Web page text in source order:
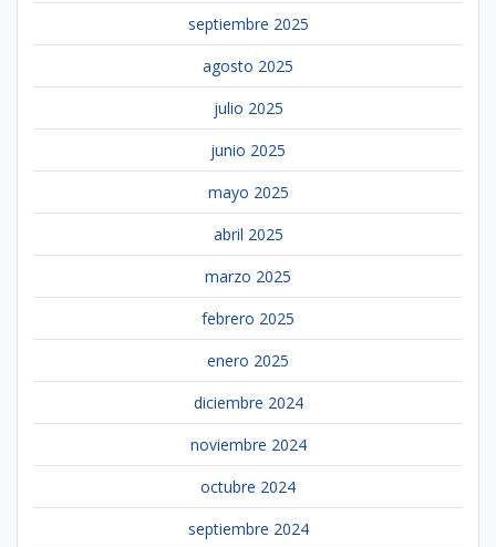
septiembre 2025
agosto 2025
julio 2025
junio 2025
mayo 2025
abril 2025
marzo 2025
febrero 2025
enero 2025
diciembre 2024
noviembre 2024
octubre 2024
septiembre 2024